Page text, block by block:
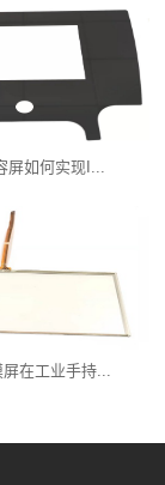
屏如何实现I...
在工业手持...